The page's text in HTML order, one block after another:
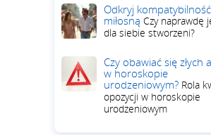
Odkryj kompatybilność
miłosną Czy naprawdę
dla siebie stworzeni?
Czy obawiać się złych
w horoskopie
urodzeniowym? Rola
opozycji w horoskopie
urodzeniowym